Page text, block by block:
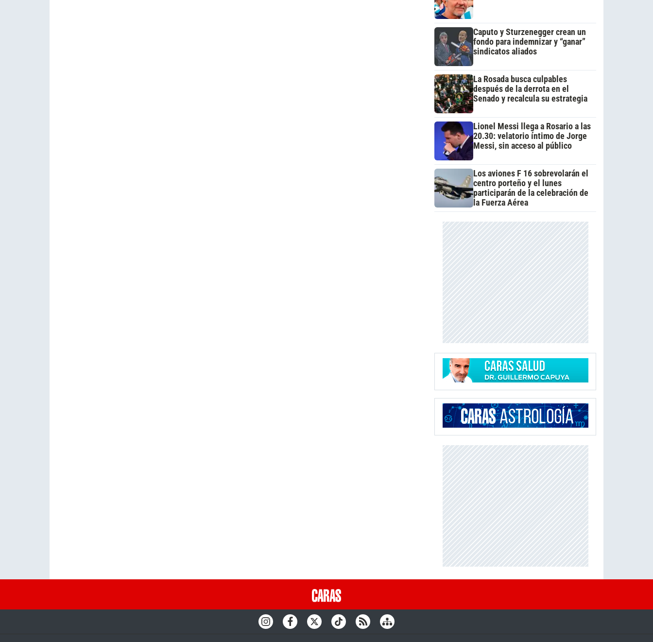
Caputo y Sturzenegger crean un
fondo para indemnizar y “ganar”
sindicatos aliados
La Rosada busca culpables
después de la derrota en el
Senado y recalcula su estrategia
Lionel Messi llega a Rosario a las
20.30: velatorio íntimo de Jorge
Messi, sin acceso al público
Los aviones F 16 sobrevolarán el
centro porteño y el lunes
participarán de la celebración de
la Fuerza Aérea